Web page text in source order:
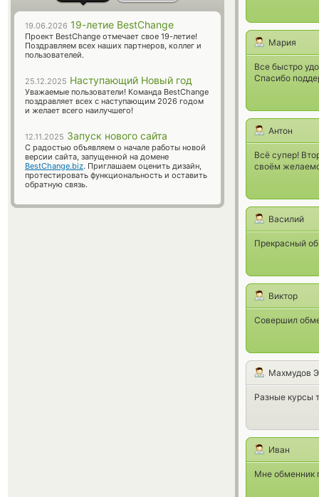
Мария
Все быстро
Спасибо
Антон
Всё супер!
своём
Василий
Прекрасный
Виктор
Совершил
Махмудов
Разные курсы
Иван
Мне обменник
19.06.2026 19-летие BestChange
Проект BestChange отмечает свое 19-летие!
Поздравляем всех наших партнеров, коллег и
пользователей.
25.12.2025 Наступающий Новый год
Уважаемые пользователи! Команда BestChange
поздравляет всех с наступающим 2026 годом
и желает всего наилучшего!
12.11.2025 Запуск нового сайта
С радостью объявляем о начале работы новой
версии сайта, запущенной на домене
BestChange.biz. Приглашаем оценить дизайн,
протестировать функциональность и оставить
обратную связь.